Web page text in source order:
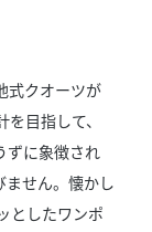
式クオーツが
目指して、
ずに象徴され
ません。懐かし
としたワンポ